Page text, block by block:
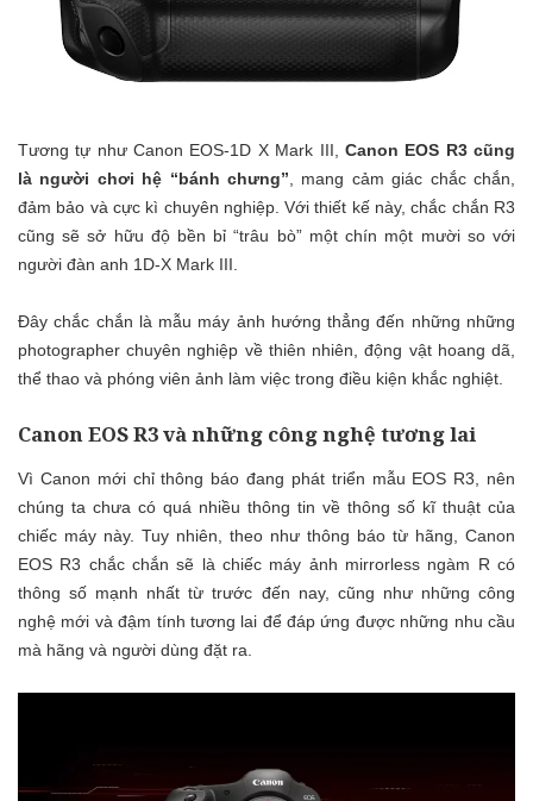
Tương tự như Canon EOS-1D X Mark III, Canon EOS R3 cũng
là người chơi hệ “bánh chưng” , mang cảm giác chắc chắn,
đảm bảo và cực kì chuyên nghiệp. Với thiết kế này, chắc chắn R3
cũng sẽ sở hữu độ bền bỉ “trâu bò” một chín một mười so với
người đàn anh 1D-X Mark III.
Đây chắc chắn là mẫu máy ảnh hướng thẳng đến những những
photographer chuyên nghiệp về thiên nhiên, động vật hoang dã,
thể thao và phóng viên ảnh làm việc trong điều kiện khắc nghiệt.
Canon EOS R3 và những công nghệ tương lai
Vì Canon mới chỉ thông báo đang phát triển mẫu EOS R3, nên
chúng ta chưa có quá nhiều thông tin về thông số kĩ thuật của
chiếc máy này. Tuy nhiên, theo như thông báo từ hãng, Canon
EOS R3 chắc chắn sẽ là chiếc máy ảnh mirrorless ngàm R có
thông số mạnh nhất từ trước đến nay, cũng như những công
nghệ mới và đậm tính tương lai để đáp ứng được những nhu cầu
mà hãng và người dùng đặt ra.